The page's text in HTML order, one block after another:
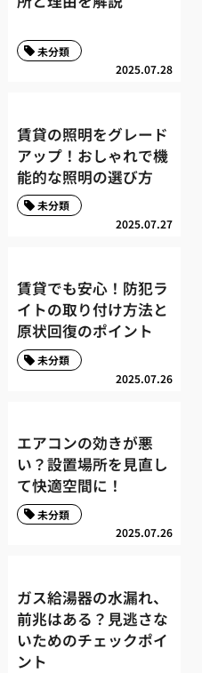
2025.07.28
未分類
賃貸の照明をグレード
アップ！おしゃれで機
能的な照明の選び方
2025.07.27
未分類
賃貸でも安心！防犯ラ
イトの取り付け方法と
原状回復のポイント
2025.07.26
未分類
エアコンの効きが悪
い？設置場所を見直し
て快適空間に！
2025.07.26
未分類
ガス給湯器の水漏れ、
前兆はある？見逃さな
いためのチェックポイ
ント